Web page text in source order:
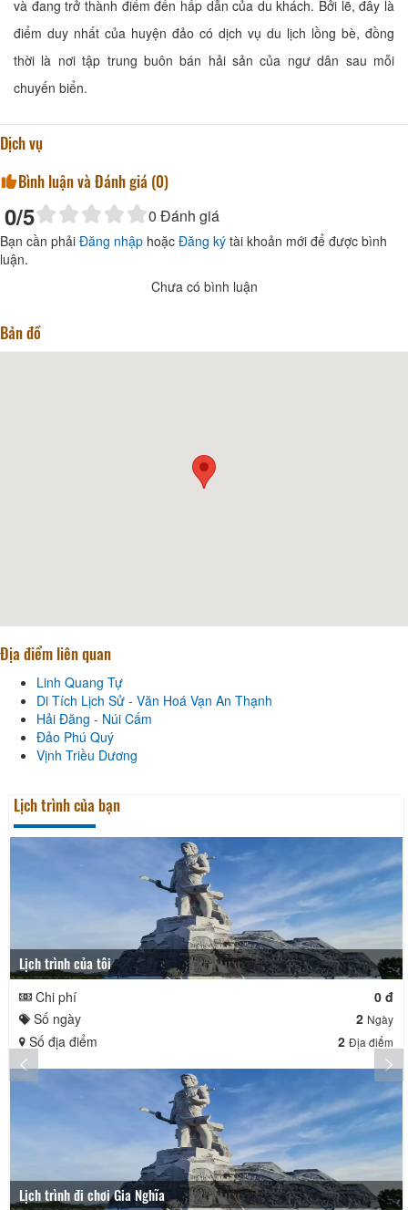
và đang trở thành điểm đến hấp dẫn của du khách. Bởi lẽ, đây là
điểm duy nhất của huyện đảo có dịch vụ du lịch lồng bè, đồng
thời là nơi tập trung buôn bán hải sản của ngư dân sau mỗi
chuyến biển.
Dịch vụ
Bình luận và Đánh giá (0)
0/5 0 Đánh giá
Bạn cần phải Đăng nhập hoặc Đăng ký tài khoản mới để được bình
luận.
Chưa có bình luận
Bản đồ
Địa điểm liên quan
Linh Quang Tự
Di Tích Lịch Sử - Văn Hoá Vạn An Thạnh
Hải Đăng - Núi Cấm
Đảo Phú Quý
Vịnh Triều Dương
Lịch trình của bạn
Lịch trình của tôi
Chi phí
0 đ
Số ngày
2 Ngày
Số địa điểm 2 Địa điểm
Lịch trình đi chơi Gia Nghĩa